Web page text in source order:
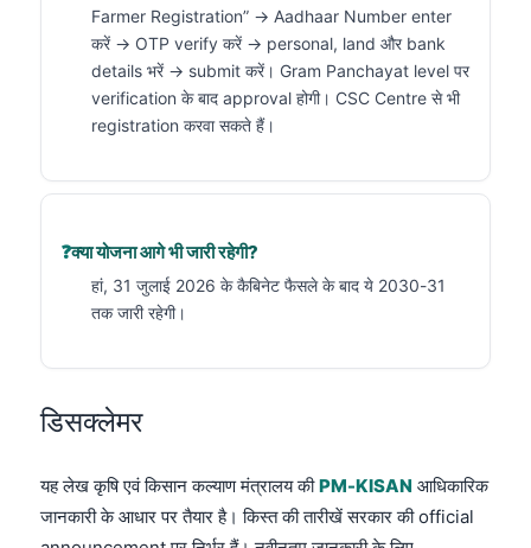
Farmer Registration” → Aadhaar Number enter
करें → OTP verify करें → personal, land और bank
details भरें → submit करें। Gram Panchayat level पर
verification के बाद approval होगी। CSC Centre से भी
registration करवा सकते हैं।
क्या योजना आगे भी जारी रहेगी?
हां, 31 जुलाई 2026 के कैबिनेट फैसले के बाद ये 2030-31
तक जारी रहेगी।
डिसक्लेमर
यह लेख कृषि एवं किसान कल्याण मंत्रालय कीPM-KISAN आधिकारिक
जानकारी के आधार पर तैयार है। किस्त की तारीखें सरकार की official